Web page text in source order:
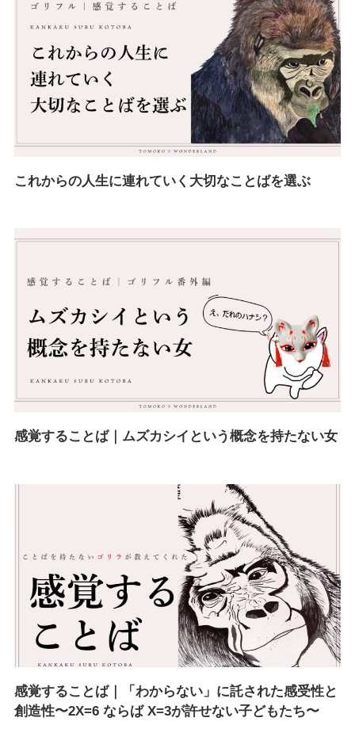
これからの人生に連れていく大切なことばを選ぶ
感覚することば｜ムズカシイという概念を持たない女
感覚することば｜「わからない」に託された感受性と
創造性〜2X=6 ならば X=3が許せない子どもたち〜